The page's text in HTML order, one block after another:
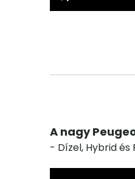
A nagy
- Dízel, Hybrid és